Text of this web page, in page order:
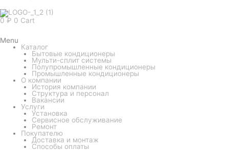
0 ₽ 0 Cart
Menu
Каталог
Бытовые кондиционеры
Мульти-сплит системы
Полупромышленные кондиционеры
Промышленные кондиционеры
О компании
История компании
Структура и персонал
Вакансии
Услуги
Установка
Сервисное обслуживание
Ремонт
Покупателю
Доставка и монтаж
Способы оплаты